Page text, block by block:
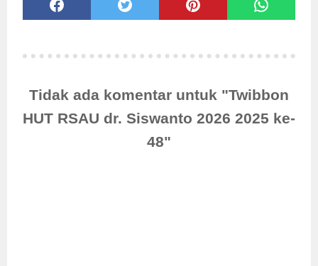
Tidak ada komentar untuk "Twibbon
HUT RSAU dr. Siswanto 2026 2025 ke-
48"